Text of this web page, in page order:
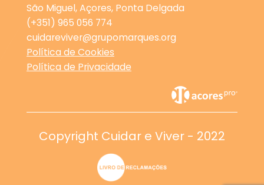
São Miguel, Açores, Ponta Delgada
(+351) 965 056 774
cuidareviver@grupomarques.org
Política de Cookies
Política de Privacidade
Copyright Cuidar e Viver - 2022